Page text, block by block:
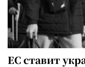
ЕС ставит